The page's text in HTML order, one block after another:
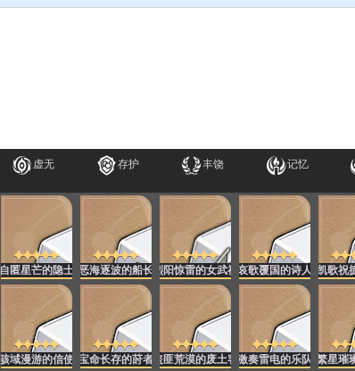
虚无 存护 丰饶 记忆
自匿星芒的隐士 恶海逐波的船长 烈阳惊雷的女武神 哀歌覆国的诗人 凯歌祝
骇域漫游的信使 宝命长存的莳者 盗匪荒漠的废土客 激奏雷电的乐队 繁星璀